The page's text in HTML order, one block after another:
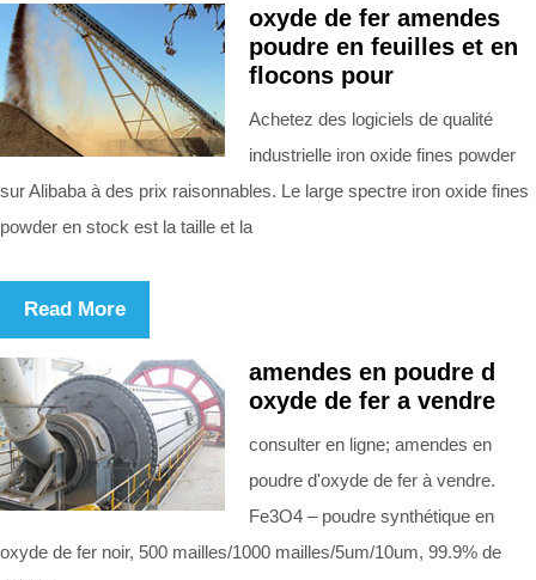
oxyde de fer amendes
poudre en feuilles et en
flocons pour
Achetez des logiciels de qualité
industrielle iron oxide fines powder
sur Alibaba à des prix raisonnables. Le large spectre iron oxide fines
powder en stock est la taille et la
Read More
amendes en poudre d
oxyde de fer a vendre
consulter en ligne; amendes en
poudre d'oxyde de fer à vendre.
Fe3O4 – poudre synthétique en
oxyde de fer noir, 500 mailles/1000 mailles/5um/10um, 99.9% de